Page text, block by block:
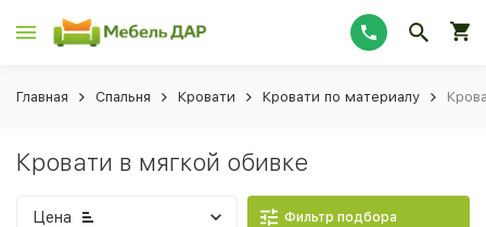
Главная Спальня Кровати Кровати по материалу
Кровати в мягкой обивке
Цена Фильтр подбора